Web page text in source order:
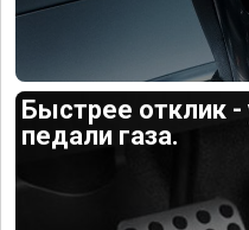
Быстрее отклик -
педали газа.